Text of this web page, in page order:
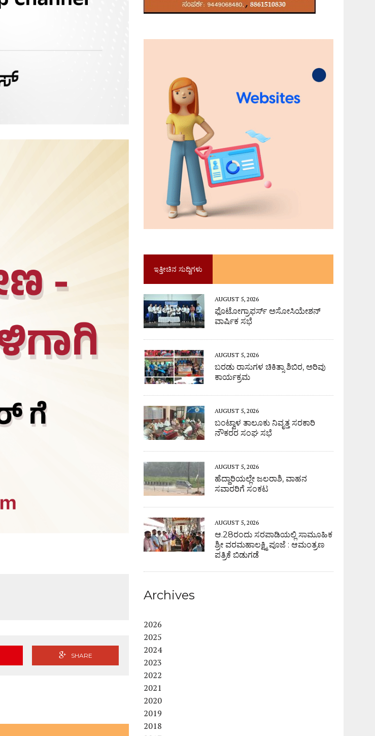
SHARE
ಇತ್ತೀಚಿನ ಸುದ್ದಿಗಳು
AUGUST 5, 2026
ಫೊಟೋಗ್ರಾಫರ್ಸ್ ಅಸೋಸಿಯೇಶನ್
ವಾರ್ಷಿಕ ಸಭೆ
AUGUST 5, 2026
ಬರಡು ರಾಸುಗಳ ಚಿಕಿತ್ಸಾ ಶಿಬಿರ, ಅರಿವು
ಕಾರ್ಯಕ್ರಮ
AUGUST 5, 2026
ಬಂಟ್ವಾಳ ತಾಲೂಕು ನಿವೃತ್ತ ಸರಕಾರಿ
ನೌಕರರ ಸಂಘ ಸಭೆ
AUGUST 5, 2026
ಹೆದ್ದಾರಿಯಲ್ಲೇ ಜಲರಾಶಿ, ವಾಹನ
ಸವಾರರಿಗೆ ಸಂಕಟ
AUGUST 5, 2026
ಆ.28ರಂದು ಸರಪಾಡಿಯಲ್ಲಿ ಸಾಮೂಹಿಕ
ಶ್ರೀ ವರಮಹಾಲಕ್ಷ್ಮಿ ಪೂಜೆ : ಆಮಂತ್ರಣ
ಪತ್ರಿಕೆ ಬಿಡುಗಡೆ
Archives
2026
2025
2024
2023
2022
2021
2020
2019
2018